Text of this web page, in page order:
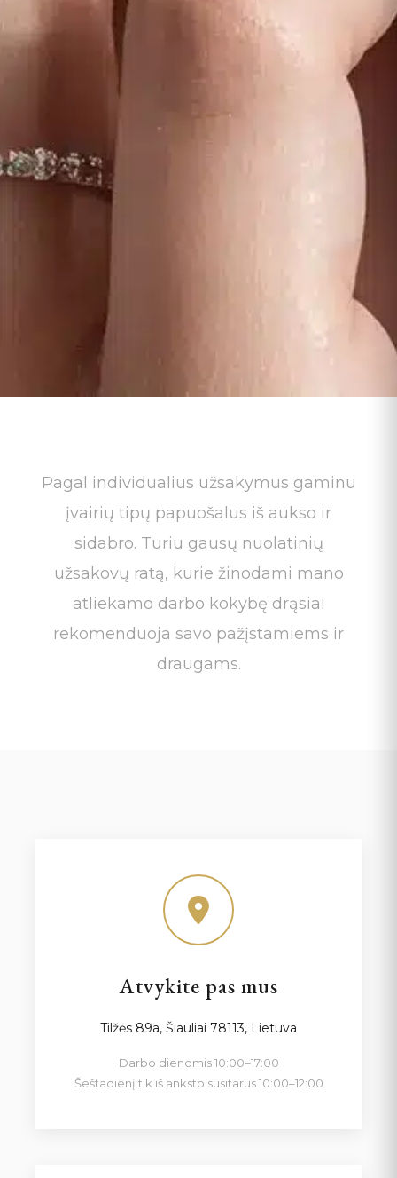
Pagal individualius užsakymus gaminu
įvairių tipų papuošalus iš aukso ir
sidabro. Turiu gausų nuolatinių
užsakovų ratą, kurie žinodami mano
atliekamo darbo kokybę drąsiai
rekomenduoja savo pažįstamiems ir
draugams.
Atvykite pas mus
Tilžės 89a, Šiauliai 78113, Lietuva
Darbo dienomis 10:00–17:00
Šeštadienį tik iš anksto susitarus 10:00–12:00